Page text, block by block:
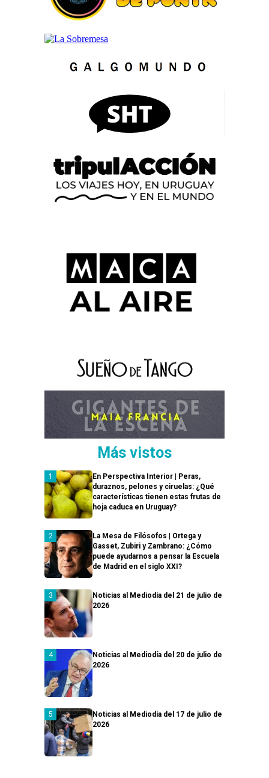
Más vistos
En Perspectiva Interior | Peras,
duraznos, pelones y ciruelas: ¿Qué
características tienen estas frutas de
hoja caduca en Uruguay?
La Mesa de Filósofos | Ortega y
Gasset, Zubiri y Zambrano: ¿Cómo
puede ayudarnos a pensar la Escuela
de Madrid en el siglo XXI?
Noticias al Mediodía del 21 de julio de
2026
Noticias al Mediodía del 20 de julio de
2026
Noticias al Mediodía del 17 de julio de
2026